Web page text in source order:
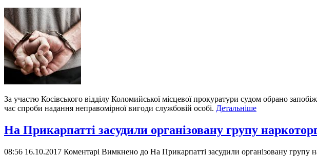
За участю Косівського відділу Коломийської місцевої прокуратури судом обрано
час спроби надання неправомірної вигоди службовій особі. Детальніше
На Прикарпатті засудили організовану групу
08:56 16.10.2017 Коментарі Вимкнено до На Прикарпатті засудили організовану групу